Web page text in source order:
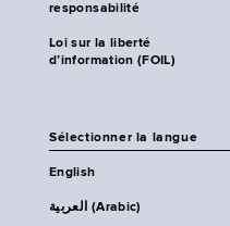
responsabilité
Loi sur la liberté
d’information (FOIL)
Sélectionner la langue
English
العربية (Arabic)